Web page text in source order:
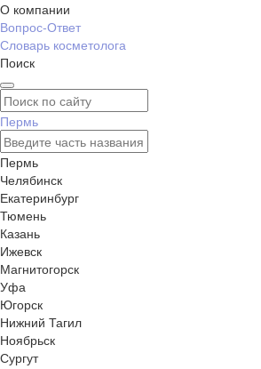
О компании
Вопрос-Ответ
Словарь косметолога
Поиск
Пермь
Пермь
Челябинск
Екатеринбург
Тюмень
Казань
Ижевск
Магнитогорск
Уфа
Югорск
Нижний Тагил
Ноябрьск
Сургут